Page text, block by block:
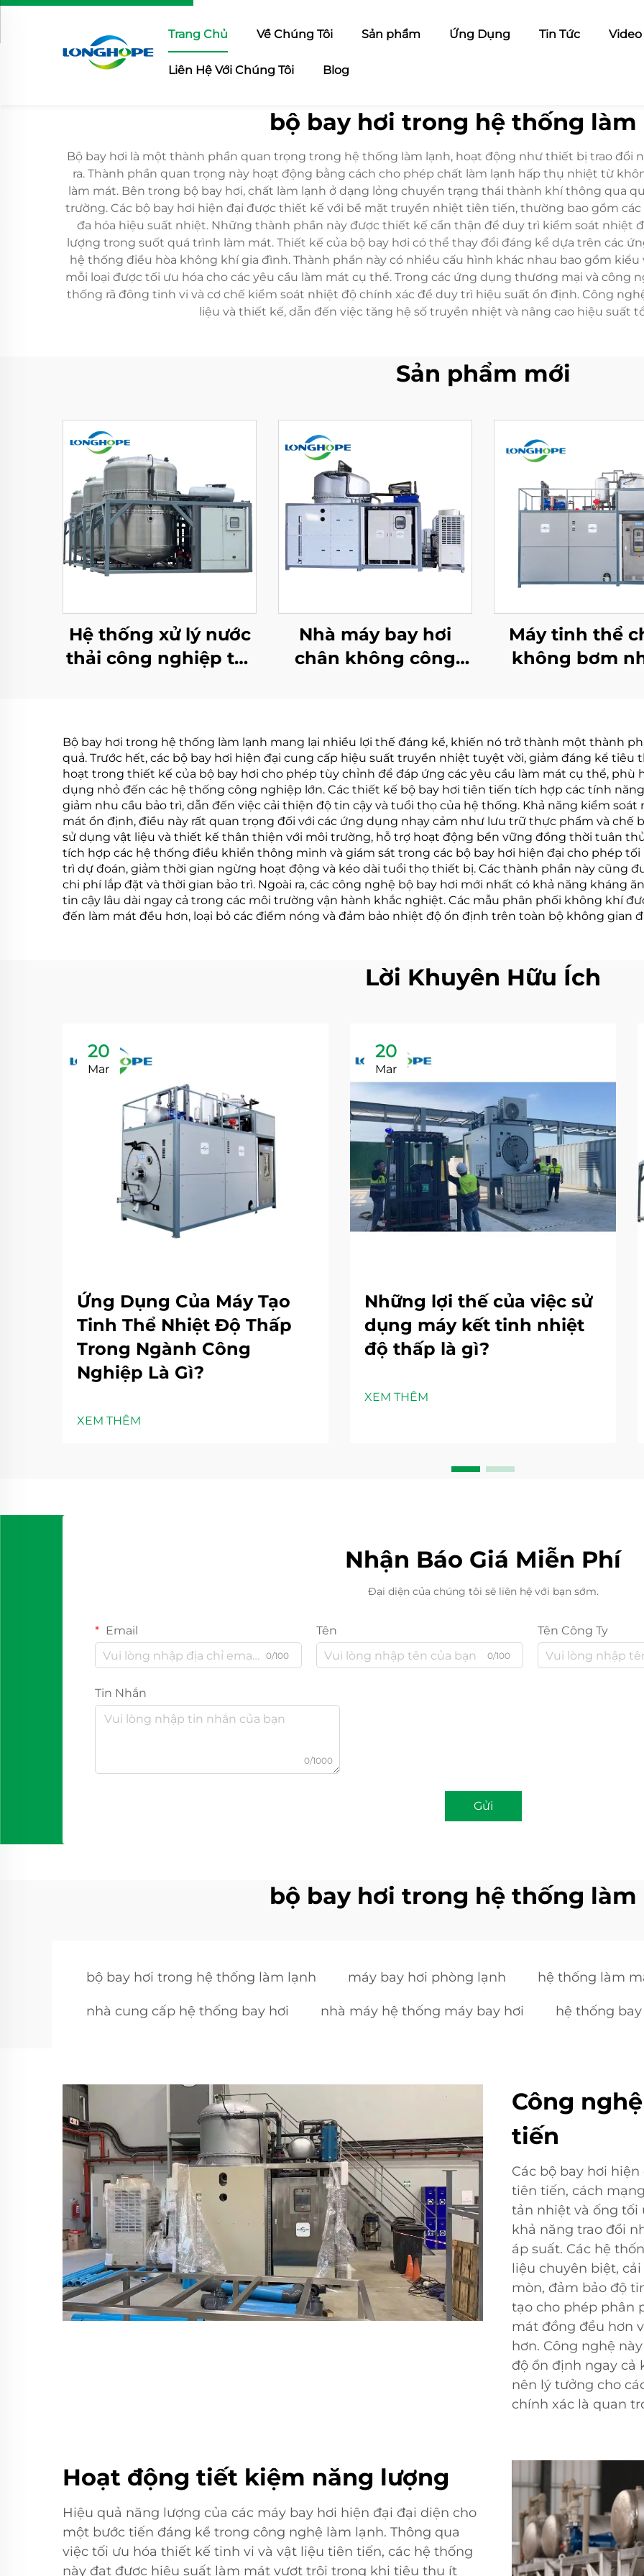
Trang Chủ Về Chúng Tôi Sản phẩm Ứng Dụng Tin Tức Video
Liên Hệ Với Chúng Tôi Blog
bộ bay hơi trong hệ thống làm
Bộ bay hơi là một thành phần quan trọng trong hệ thống làm lạnh, hoạt động như thiết bị trao đổi
ra. Thành phần quan trọng này hoạt động bằng cách cho phép chất làm lạnh hấp thụ nhiệt từ
làm mát. Bên trong bộ bay hơi, chất làm lạnh ở dạng lỏng chuyển trạng thái thành khí thông qua
trường. Các bộ bay hơi hiện đại được thiết kế với bề mặt truyền nhiệt tiên tiến, thường bao gồm
đa hóa hiệu suất nhiệt. Những thành phần này được thiết kế cẩn thận để duy trì kiểm soát nhiệt
lượng trong suốt quá trình làm mát. Thiết kế của bộ bay hơi có thể thay đổi đáng kể dựa trên các
hệ thống điều hòa không khí gia đình. Thành phần này có nhiều cấu hình khác nhau bao gồm
mỗi loại được tối ưu hóa cho các yêu cầu làm mát cụ thể. Trong các ứng dụng thương mại và công
thống rã đông tinh vi và cơ chế kiểm soát nhiệt độ chính xác để duy trì hiệu suất ổn định. Công
liệu và thiết kế, dẫn đến việc tăng hệ số truyền nhiệt và nâng cao hiệu suất
Sản phẩm mới
Hệ thống xử lý nước
thải công nghiệp tốt
Nhà máy bay hơi
chân không công
hồi dung môi
Máy tinh thể
không bơm
xuất tại Trung
Bộ bay hơi trong hệ thống làm lạnh mang lại nhiều lợi thế đáng kể, khiến nó trở thành một thành
quả. Trước hết, các bộ bay hơi hiện đại cung cấp hiệu suất truyền nhiệt tuyệt vời, giảm đáng kể tiêu
hoạt trong thiết kế của bộ bay hơi cho phép tùy chỉnh để đáp ứng các yêu cầu làm mát cụ thể, phù
dụng nhỏ đến các hệ thống công nghiệp lớn. Các thiết kế bộ bay hơi tiên tiến tích hợp các tính
giảm nhu cầu bảo trì, dẫn đến việc cải thiện độ tin cậy và tuổi thọ của hệ thống. Khả năng kiểm
mát ổn định, điều này rất quan trọng đối với các ứng dụng nhạy cảm như lưu trữ thực phẩm và chế
sử dụng vật liệu và thiết kế thân thiện với môi trường, hỗ trợ hoạt động bền vững đồng thời tuân
tích hợp các hệ thống điều khiển thông minh và giám sát trong các bộ bay hơi hiện đại cho phép
trì dự đoán, giảm thời gian ngừng hoạt động và kéo dài tuổi thọ thiết bị. Các thành phần này cũng
chi phí lắp đặt và thời gian bảo trì. Ngoài ra, các công nghệ bộ bay hơi mới nhất có khả năng kháng
tin cậy lâu dài ngay cả trong các môi trường vận hành khắc nghiệt. Các mẫu phân phối không khí
đến làm mát đều hơn, loại bỏ các điểm nóng và đảm bảo nhiệt độ ổn định trên toàn bộ không gian
Lời Khuyên Hữu Ích
20
Mar
Ứng Dụng Của Máy Tạo
Tinh Thể Nhiệt Độ Thấp
Trong Ngành Công
Nghiệp Là Gì?
XEM THÊM
20
Mar
Những lợi thế của việc sử
dụng máy kết tinh nhiệt
độ thấp là gì?
XEM THÊM
Nhận Báo Giá Miễn Phí
Đại diện của chúng tôi sẽ liên hệ với bạn sớm.
Email
0/100
Tên
0/100
Tên Công Ty
Tin Nhắn
0/1000
Gửi
bộ bay hơi trong hệ thống làm
bộ bay hơi trong hệ thống làm lạnh máy bay hơi phòng lạnh hệ thống làm
nhà cung cấp hệ thống bay hơi nhà máy hệ thống máy bay hơi hệ thống
Công
tiến
Các bộ bay hơi
tiên tiến, cách
tản nhiệt và ống tối
khả năng trao đổi
áp suất. Các hệ
liệu chuyên biệt,
mòn, đảm bảo độ
tạo cho phép phân
mát đồng đều hơn
hơn. Công nghệ
độ ổn định ngay cả
nên lý tưởng cho
chính xác là quan
Hoạt động tiết kiệm năng lượng
Hiệu quả năng lượng của các máy bay hơi hiện đại đại diện cho
một bước tiến đáng kể trong công nghệ làm lạnh. Thông qua
việc tối ưu hóa thiết kế tinh vi và vật liệu tiên tiến, các hệ thống
này đạt được hiệu suất làm mát vượt trội trong khi tiêu thụ ít